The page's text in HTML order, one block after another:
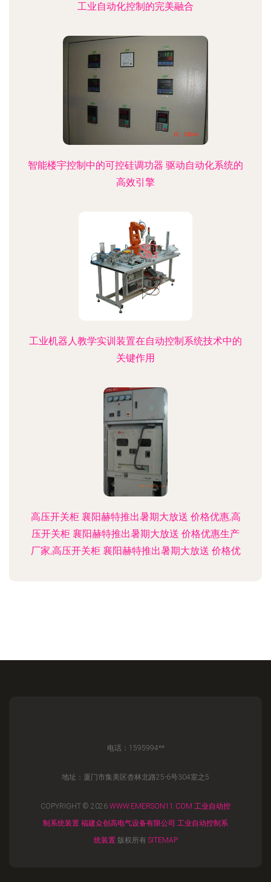
工业自动化控制的完美融合
智能楼宇控制中的可控硅调功器 驱动自动化系统的
高效引擎
工业机器人教学实训装置在自动控制系统技术中的
关键作用
高压开关柜 襄阳赫特推出暑期大放送 价格优惠,高
压开关柜 襄阳赫特推出暑期大放送 价格优惠生产
厂家,高压开关柜 襄阳赫特推出暑期大放送 价格优
电话：1595994**
地址：厦门市集美区杏林北路25-6号304室之5
COPYRIGHT © 2026 WWW.EMERSON11.COM 工业自动控
制系统装置 福建众创高电气设备有限公司 工业自动控制系
统装置版权所有 SITEMAP